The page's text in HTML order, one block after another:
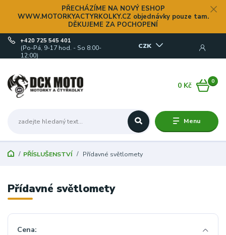
PŘECHÁZÍME NA NOVÝ ESHOP
WWW.MOTORKYACTYRKOLKY.CZ objednávky pouze tam.
DĚKUJEME ZA POCHOPENÍ
Menu
CZK
+420 725 545 401
(Po-Pá, 9-17 hod. - So 8:00-
12:00)
0
0 Kč
PŘÍSLUŠENSTVÍ Přídavné světlomety
Přídavné světlomety
Cena: